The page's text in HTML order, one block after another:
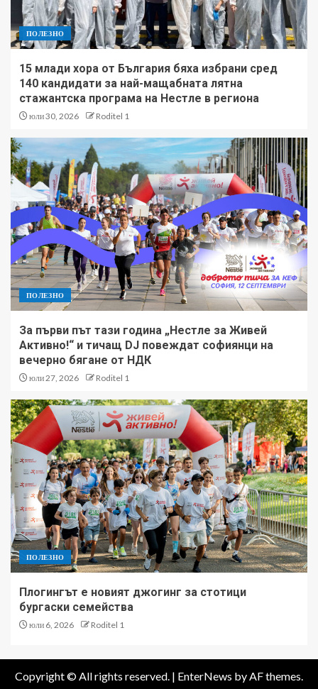
ПОЛЕЗНО
15 млади хора от България бяха избрани сред
140 кандидати за най-мащабната лятна
стажантска програма на Нестле в региона
юли 30, 2026 Roditel 1
ПОЛЕЗНО
За първи път тази година „Нестле за Живей
Активно!“ и тичащ DJ повеждат софиянци на
вечерно бягане от НДК
юли 27, 2026 Roditel 1
ПОЛЕЗНО
Плогингът е новият джогинг за стотици
бургаски семейства
юли 6, 2026 Roditel 1
Copyright © All rights reserved. | EnterNews by AF themes.